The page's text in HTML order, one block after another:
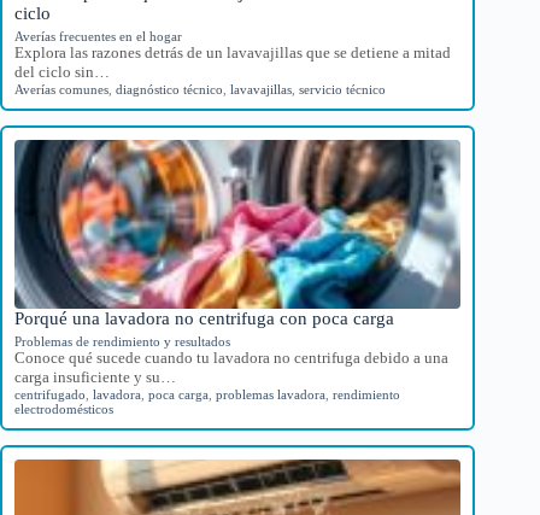
ciclo
Averías frecuentes en el hogar
Explora las razones detrás de un lavavajillas que se detiene a mitad
del ciclo sin…
Averías comunes diagnóstico técnico lavavajillas servicio técnico
Porqué una lavadora no centrifuga con poca carga
Problemas de rendimiento y resultados
Conoce qué sucede cuando tu lavadora no centrifuga debido a una
carga insuficiente y su…
centrifugado lavadora poca carga problemas lavadora rendimiento
electrodomésticos